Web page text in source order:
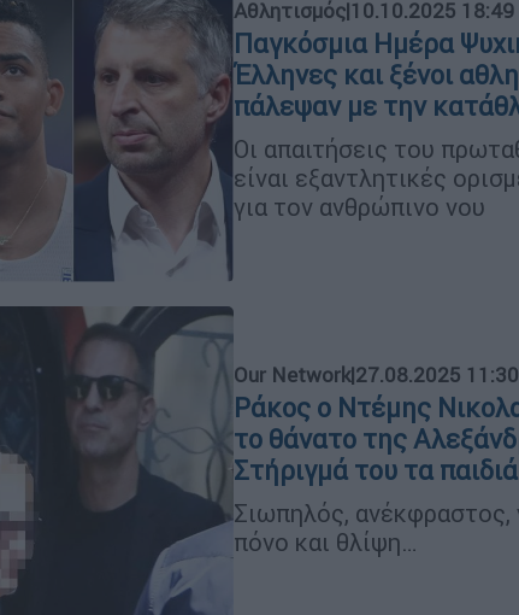
Αθλητισμός|10.10.2025 18:49
Παγκόσμια Ημέρα
Έλληνες και ξένοι
πάλεψαν με την
Οι απαιτήσεις του
είναι εξαντλητικές
για τον ανθρώπινο νου
Our Network|27.08.2025 11:30
Ράκος ο Ντέμης
το θάνατο της
Στήριγμά του τα
Σιωπηλός, ανέκφραστος,
πόνο και θλίψη…